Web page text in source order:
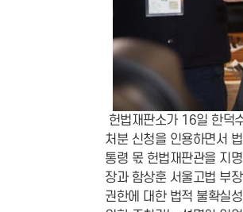
헌법재판소가 16일 한덕
처분 신청을 인용하면서
통령 몫 헌법재판관을 지
장과 함상훈 서울고법 부
권한에 대한 법적 불확실